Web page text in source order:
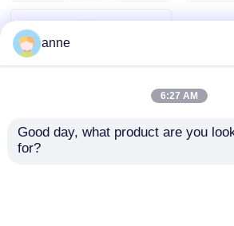
anne
6:27 AM
Good day, what product are you
for?